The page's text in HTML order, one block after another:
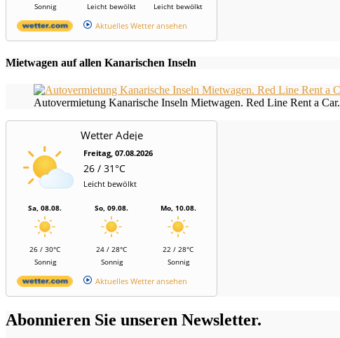
Sonnig
Leicht bewölkt
Leicht bewölkt
Aktuelles Wetter ansehen
Mietwagen auf allen Kanarischen Inseln
Autovermietung Kanarische Inseln Mietwagen. Red Line Rent a Car.
Wetter Adeje
Freitag, 07.08.2026
26 / 31°C
Leicht bewölkt
Sa, 08.08.
26 / 30°C
Sonnig
So, 09.08.
24 / 28°C
Sonnig
Mo, 10.08.
22 / 28°C
Sonnig
Aktuelles Wetter ansehen
Abonnieren Sie unseren Newsletter.